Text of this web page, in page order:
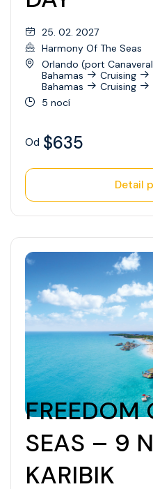
Celebrity Xperience
Celebrity Xploration
25. 02. 2027
Harmony Of The Seas
Orlando (port
Bahamas
Cruising
Bahamas
Cruising
5 nocí
Od $635
Detail
FREEDOM
SEAS – 9
KARIBIK